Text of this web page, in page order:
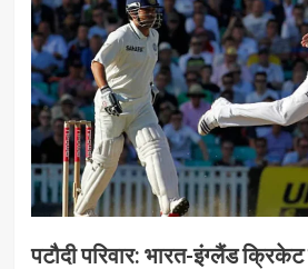
पटौदी परिवार: भारत-इंग्लैंड